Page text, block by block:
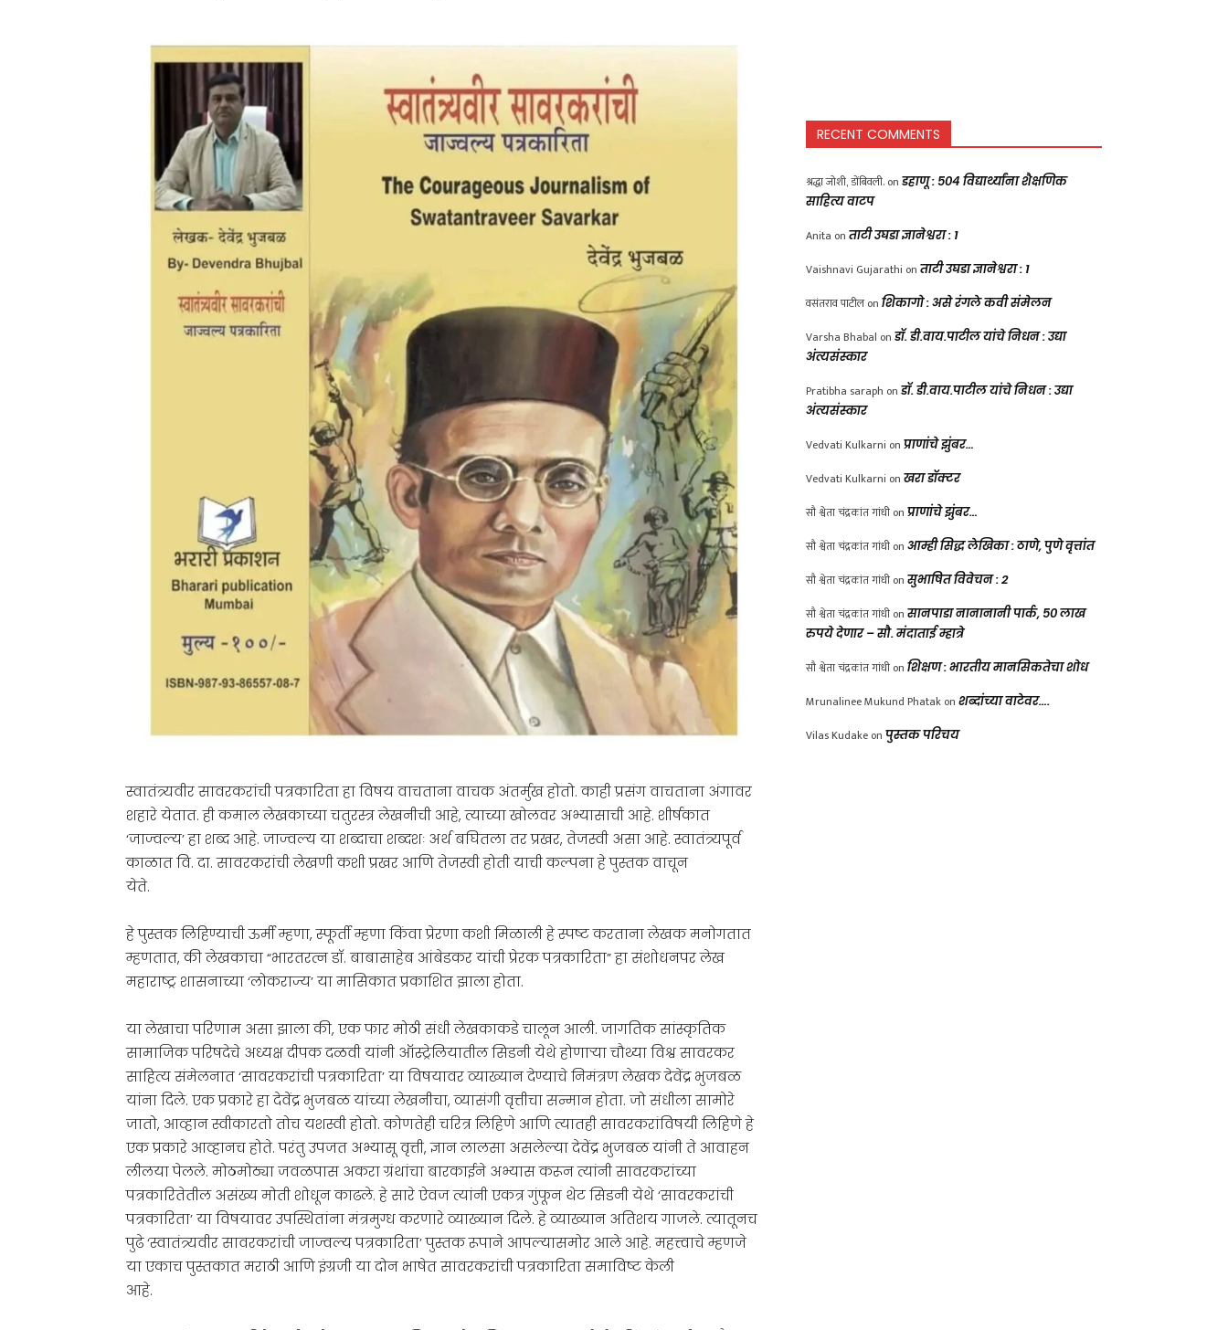
स्वातंत्र्यवीर सावरकरांची पत्रकारिता हा विषय वाचताना वाचक अंतर्मुख होतो. काही प्रसंग वाचताना अंगावर
शहारे येतात. ही कमाल लेखकाच्या चतुरस्त्र लेखनीची आहे, त्याच्या खोलवर अभ्यासाची आहे. शीर्षकात
‘जाज्वल्य’ हा शब्द आहे. जाज्वल्य या शब्दाचा शब्दशः अर्थ बघितला तर प्रखर, तेजस्वी असा आहे. स्वातंत्र्यपूर्व
काळात वि. दा. सावरकरांची लेखणी कशी प्रखर आणि तेजस्वी होती याची कल्पना हे पुस्तक वाचून
येते.
हे पुस्तक लिहिण्याची ऊर्मी म्हणा, स्फूर्ती म्हणा किंवा प्रेरणा कशी मिळाली हे स्पष्ट करताना लेखक मनोगतात
म्हणतात, की लेखकाचा “भारतरत्न डॉ. बाबासाहेब आंबेडकर यांची प्रेरक पत्रकारिता” हा संशोधनपर लेख
महाराष्ट्र शासनाच्या ‘लोकराज्य’ या मासिकात प्रकाशित झाला होता.
या लेखाचा परिणाम असा झाला की, एक फार मोठी संधी लेखकाकडे चालून आली. जागतिक सांस्कृतिक
सामाजिक परिषदेचे अध्यक्ष दीपक दळवी यांनी ऑस्ट्रेलियातील सिडनी येथे होणाऱ्या चौथ्या विश्व सावरकर
साहित्य संमेलनात ‘सावरकरांची पत्रकारिता’ या विषयावर व्याख्यान देण्याचे निमंत्रण लेखक देवेंद्र भुजबळ
यांना दिले. एक प्रकारे हा देवेंद्र भुजबळ यांच्या लेखनीचा, व्यासंगी वृत्तीचा सन्मान होता. जो संधीला सामोरे
जातो, आव्हान स्वीकारतो तोच यशस्वी होतो. कोणतेही चरित्र लिहिणे आणि त्यातही सावरकरांविषयी लिहिणे हे
एक प्रकारे आव्हानच होते. परंतु उपजत अभ्यासू वृत्ती, ज्ञान लालसा असलेल्या देवेंद्र भुजबळ यांनी ते आवाहन
लीलया पेलले. मोठमोठ्या जवळपास अकरा ग्रंथांचा बारकाईने अभ्यास करून त्यांनी सावरकरांच्या
पत्रकारितेतील असंख्य मोती शोधून काढले. हे सारे ऐवज त्यांनी एकत्र गुंफून थेट सिडनी येथे ‘सावरकरांची
पत्रकारिता’ या विषयावर उपस्थितांना मंत्रमुग्ध करणारे व्याख्यान दिले. हे व्याख्यान अतिशय गाजले. त्यातूनच
पुढे ‘स्वातंत्र्यवीर सावरकरांची जाज्वल्य पत्रकारिता’ पुस्तक रूपाने आपल्यासमोर आले आहे. महत्त्वाचे म्हणजे
या एकाच पुस्तकात मराठी आणि इंग्रजी या दोन भाषेत सावरकरांची पत्रकारिता समाविष्ट केली
आहे.
RECENT COMMENTS
श्रद्धा जोशी, डोंबिवली. on डहाणू : ५०४ विद्यार्थ्यांना शैक्षणिक
साहित्य वाटप
Anita on ताटी उघडा ज्ञानेश्वरा : 1
Vaishnavi Gujarathi on ताटी उघडा ज्ञानेश्वरा : 1
वसंतराव पाटील on शिकागो : असे रंगले कवी संमेलन
Varsha Bhabal on डॉ. डी.वाय.पाटील यांचे निधन : उद्या
अंत्यसंस्कार
Pratibha saraph on डॉ. डी.वाय.पाटील यांचे निधन : उद्या
अंत्यसंस्कार
Vedvati Kulkarni on प्राणांचे झुंबर…
Vedvati Kulkarni on खरा डॉक्टर
सौ श्वेता चंद्रकांत गांधी on प्राणांचे झुंबर…
सौ श्वेता चंद्रकांत गांधी on आम्ही सिद्ध लेखिका : ठाणे, पुणे वृत्तांत
सौ श्वेता चंद्रकांत गांधी on सुभाषित विवेचन : 2
सौ श्वेता चंद्रकांत गांधी on सानपाडा नानानानी पार्क, ५० लाख
रुपये देणार – सौ. मंदाताई म्हात्रे
सौ श्वेता चंद्रकांत गांधी on शिक्षण : भारतीय मानसिकतेचा शोध
Mrunalinee Mukund Phatak on शब्दांच्या वाटेवर….
Vilas Kudake on पुस्तक परिचय